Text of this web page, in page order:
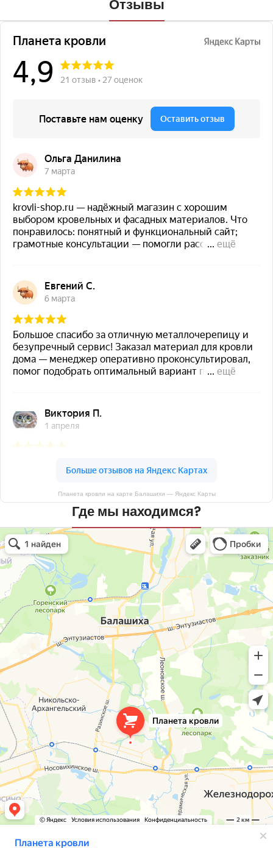
Отзывы
Планета кровли на карте Балашихи — Яндекс Карты
Где мы находимся?
Планета кровли
Кровля и кровельные материалы в Балашихе
Окна в Балашихе